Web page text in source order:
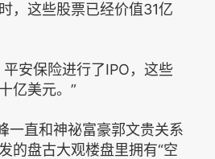
，这些股票已经价值31亿
安保险进行了IPO，这些
亿美元。”
一直和神祕富豪郭文贵关系
的盘古大观楼盘里拥有“空